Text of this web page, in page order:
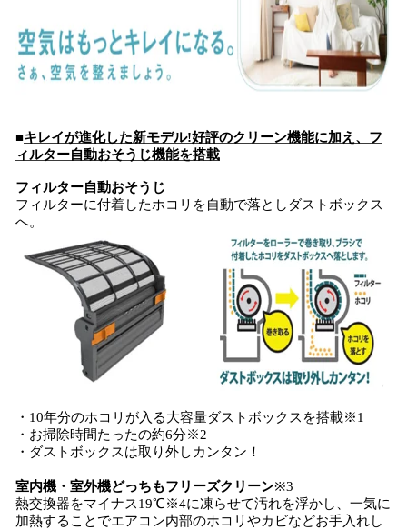
■キレイが進化した新モデル!好評のクリーン機能に加え、フ
ィルター自動おそうじ機能を搭載
フィルター自動おそうじ
フィルターに付着したホコリを自動で落としダストボックス
へ。
・10年分のホコリが入る大容量ダストボックスを搭載※1
・お掃除時間たったの約6分※2
・ダストボックスは取り外しカンタン！
室内機・室外機どっちもフリーズクリーン※3
熱交換器をマイナス19℃※4に凍らせて汚れを浮かし、一気に
加熱することでエアコン内部のホコリやカビなどお手入れし